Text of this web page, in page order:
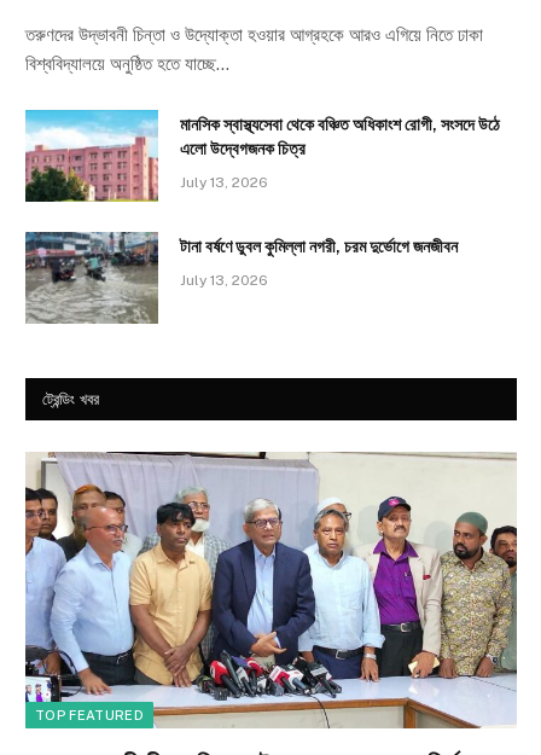
তরুণদের উদ্ভাবনী চিন্তা ও উদ্যোক্তা হওয়ার আগ্রহকে আরও এগিয়ে নিতে ঢাকা
বিশ্ববিদ্যালয়ে অনুষ্ঠিত হতে যাচ্ছে…
মানসিক স্বাস্থ্যসেবা থেকে বঞ্চিত অধিকাংশ রোগী, সংসদে উঠে
এলো উদ্বেগজনক চিত্র
July 13, 2026
টানা বর্ষণে ডুবল কুমিল্লা নগরী, চরম দুর্ভোগে জনজীবন
July 13, 2026
ট্রেন্ডিং খবর
TOP FEATURED